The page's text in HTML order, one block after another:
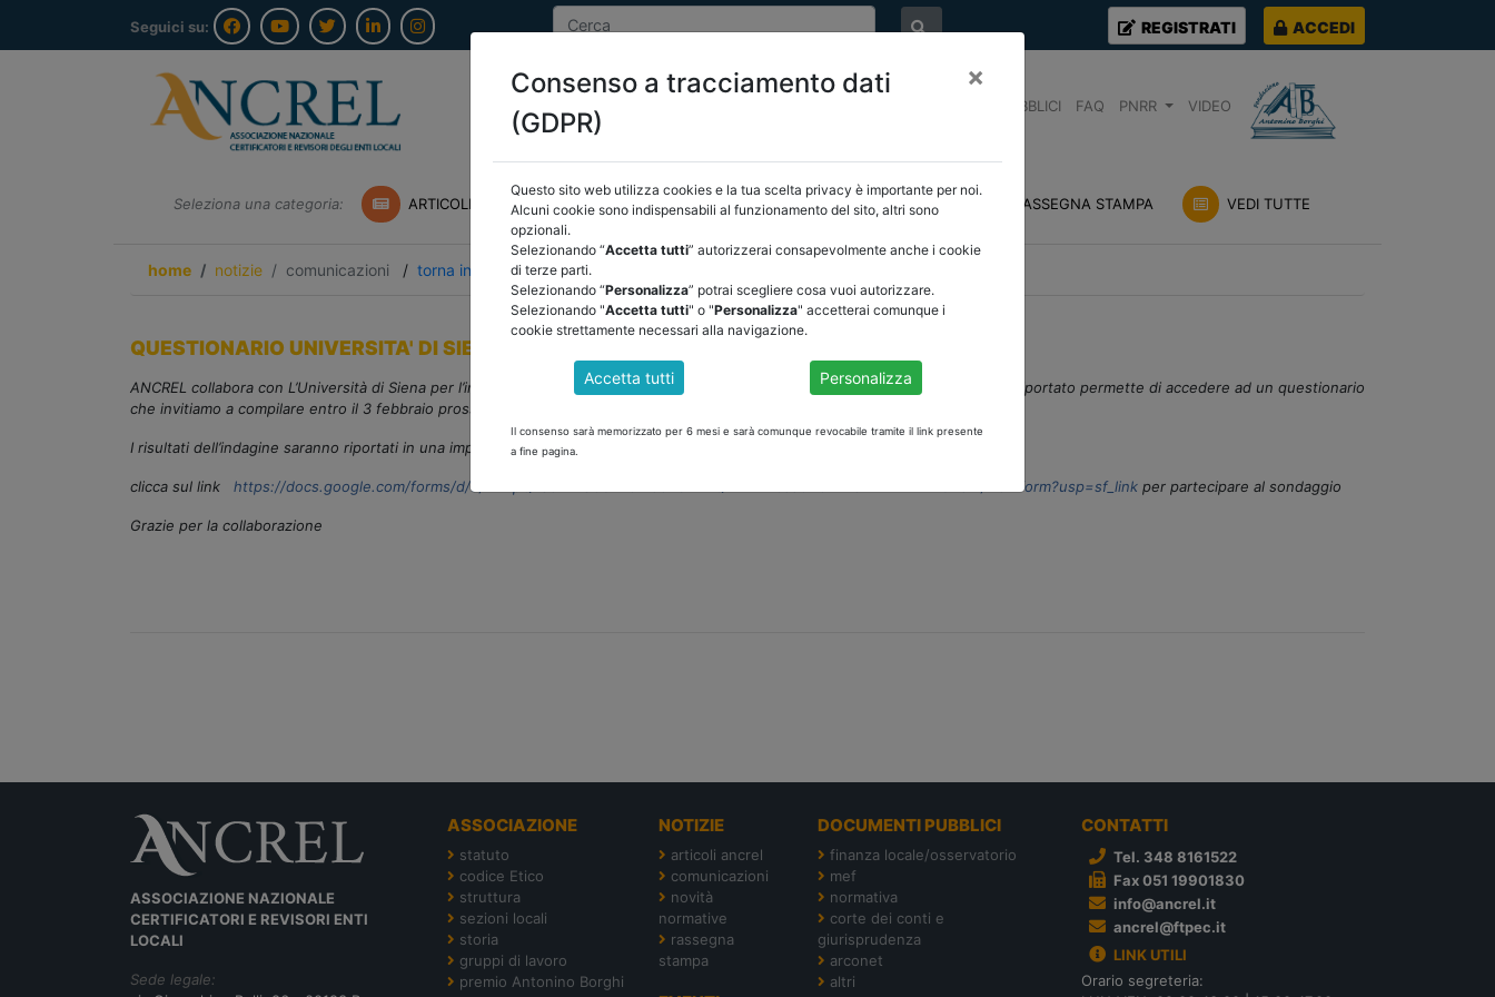
Seguici su: REGISTRATI ACCEDI
DOCUMENTI PUBBLICI FAQ PNRR VIDEO
Seleziona una categoria: ARTICOLI ANCREL COMUNICAZIONI NOVITÀ NORMATIVE RASSEGNA STAMPA VEDI TUTTE
home notizie comunicazioni / torna indietro
QUESTIONARIO UNIVERSITA' DI SIENA SUGLI EFFETTI DEL COVID
ANCREL collabora con L’Università di Siena per l’indagine sugli effetti che il COVID ha generato nei nostri enti locali. Il link sotto riportato permette di accedere ad un questionario
che invitiamo a compilare entro il 3 febbraio prossimo.
I risultati dell’indagine saranno riportati in una importante rivista a livello internazionale”
clicca sul link https://docs.google.com/forms/d/e/1FAIpQLSe1X4SGsz2Oweon3TVXQYV2ikV0aa0RGH7f8TYWkmkIxYsNaw/viewform?usp=sf_link per partecipare al sondaggio
Grazie per la collaborazione
ASSOCIAZIONE NAZIONALE
CERTIFICATORI E REVISORI ENTI
LOCALI
Sede legale:
ASSOCIAZIONE
statuto
codice Etico
struttura
sezioni locali
storia
gruppi di lavoro
premio Antonino Borghi
NOTIZIE
articoli ancrel
comunicazioni
novità
normative
rassegna
stampa
DOCUMENTI PUBBLICI
finanza locale/osservatorio
mef
normativa
corte dei conti e
giurisprudenza
arconet
altri
CONTATTI
Tel. 348 8161522
Fax 051 19901830
info@ancrel.it
ancrel@ftpec.it
LINK UTILI
Orario segreteria:
Consenso a tracciamento dati
(GDPR)
×
Questo sito web utilizza cookies e la tua scelta privacy è importante per noi.
Alcuni cookie sono indispensabili al funzionamento del sito, altri sono
opzionali.
Selezionando “Accetta tutti” autorizzerai consapevolmente anche i cookie
di terze parti.
Selezionando “Personalizza” potrai scegliere cosa vuoi autorizzare.
Selezionando "Accetta tutti" o "Personalizza" accetterai comunque i
cookie strettamente necessari alla navigazione.
Accetta tutti Personalizza
Il consenso sarà memorizzato per 6 mesi e sarà comunque revocabile tramite il link presente
a fine pagina.